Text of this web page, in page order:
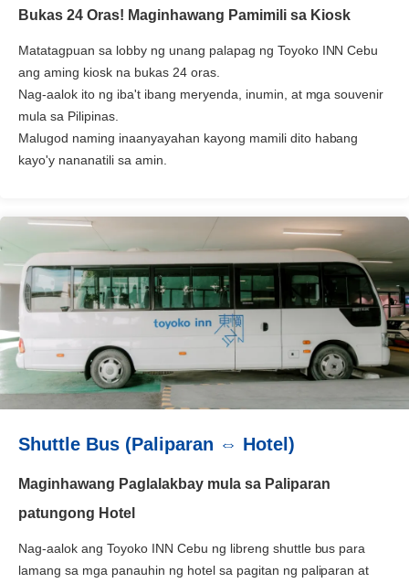
Bukas 24 Oras! Maginhawang Pamimili sa Kiosk
Matatagpuan sa lobby ng unang palapag ng Toyoko INN Cebu
ang aming kiosk na bukas 24 oras.
Nag-aalok ito ng iba't ibang meryenda, inumin, at mga souvenir
mula sa Pilipinas.
Malugod naming inaanyayahan kayong mamili dito habang
kayo'y nananatili sa amin.
Shuttle Bus (Paliparan ⇔ Hotel)
Maginhawang Paglalakbay mula sa Paliparan
patungong Hotel
Nag-aalok ang Toyoko INN Cebu ng libreng shuttle bus para
lamang sa mga panauhin ng hotel sa pagitan ng paliparan at